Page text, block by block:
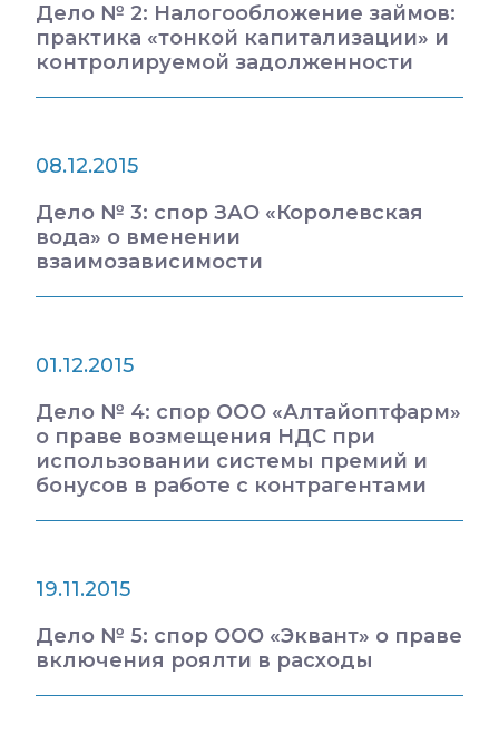
Дело № 2: Налогообложение займов:
практика «тонкой капитализации» и
контролируемой задолженности
08.12.2015
Дело № 3: спор ЗАО «Королевская
вода» о вменении
взаимозависимости
01.12.2015
Дело № 4: спор ООО «Алтайоптфарм»
о праве возмещения НДС при
использовании системы премий и
бонусов в работе с контрагентами
19.11.2015
Дело № 5: спор ООО «Эквант» о праве
включения роялти в расходы